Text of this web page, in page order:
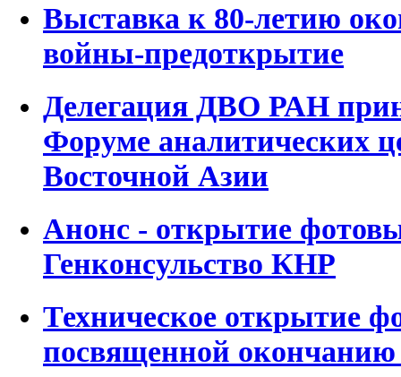
Выставка к 80-летию
войны-предоткрытие
Делегация ДВО РАН
Форуме аналитических
Восточной Азии
Анонс - открытие
Генконсульство КНР
Техническое открытие
посвященной